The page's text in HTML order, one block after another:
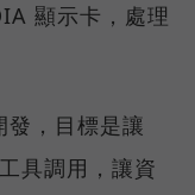
顯示卡，處理
，目標是讓
具調用，讓資